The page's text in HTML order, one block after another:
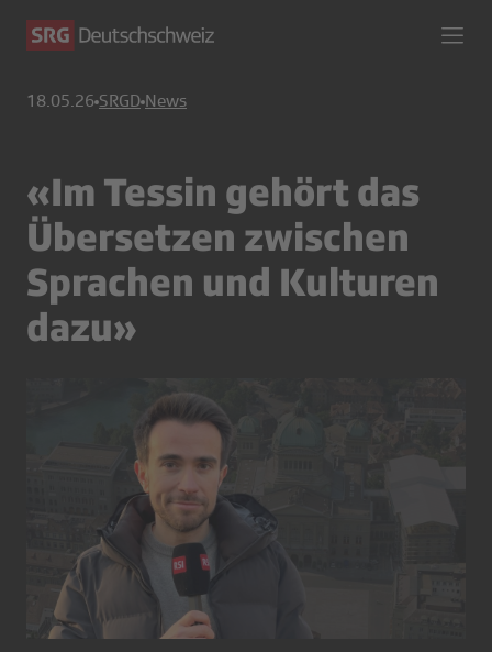
18.05.26 SRGD News
«Im Tessin gehört das
Übersetzen zwischen
Sprachen und Kulturen
dazu»